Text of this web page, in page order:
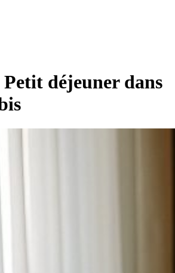
Petit déjeuner dans